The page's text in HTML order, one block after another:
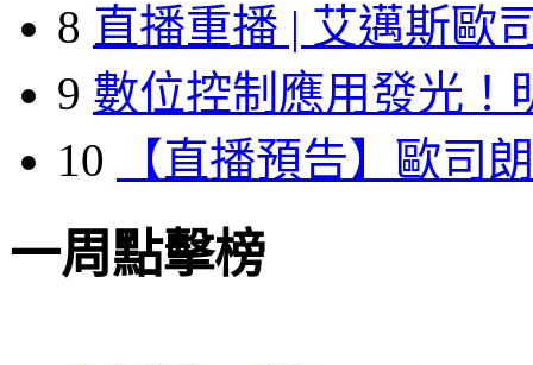
8 直播重播 | 艾邁斯歐
9 數位控制應用發光！
10
【直播預告】歐司
一周點擊榜